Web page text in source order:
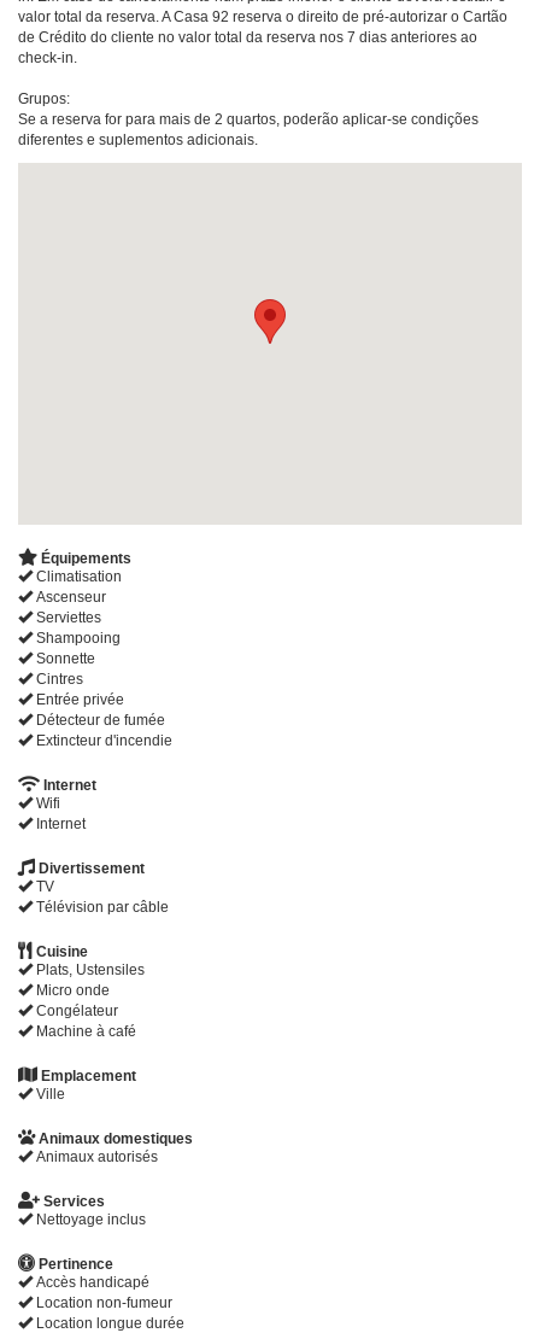
valor total da reserva. A Casa 92 reserva o direito de pré-autorizar o Cartão
de Crédito do cliente no valor total da reserva nos 7 dias anteriores ao
check-in.
Grupos:
Se a reserva for para mais de 2 quartos, poderão aplicar-se condições
diferentes e suplementos adicionais.
Équipements
Climatisation
Ascenseur
Serviettes
Shampooing
Sonnette
Cintres
Entrée privée
Détecteur de fumée
Extincteur d'incendie
Internet
Wifi
Internet
Divertissement
TV
Télévision par câble
Cuisine
Plats, Ustensiles
Micro onde
Congélateur
Machine à café
Emplacement
Ville
Animaux domestiques
Animaux autorisés
Services
Nettoyage inclus
Pertinence
Accès handicapé
Location non-fumeur
Location longue durée